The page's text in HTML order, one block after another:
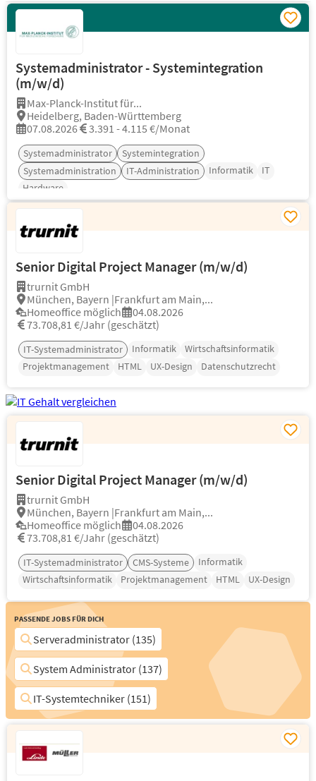
Systemadministrator - Systemintegration
(m/w/d)
Max-Planck-Institut für...
Heidelberg, Baden-Württemberg
07.08.2026
3.391 - 4.115 €/Monat
Systemadministrator
Systemintegration
Systemadministration
IT-Administration Informatik
IT
Hardware
Senior Digital Project Manager (m/w/d)
trurnit GmbH
München, Bayern |Frankfurt am Main,...
Homeoffice möglich
04.08.2026
73.708,81 €/Jahr (geschätzt)
IT-Systemadministrator Informatik
Wirtschaftsinformatik
Projektmanagement
HTML UX-Design Datenschutzrecht
Senior Digital Project Manager (m/w/d)
trurnit GmbH
München, Bayern |Frankfurt am Main,...
Homeoffice möglich
04.08.2026
73.708,81 €/Jahr (geschätzt)
IT-Systemadministrator CMS-Systeme
Informatik
Wirtschaftsinformatik
Projektmanagement HTML UX-Design
Passende Jobs für Dich
Serveradministrator (135)
System Administrator (137)
IT-Systemtechniker (151)